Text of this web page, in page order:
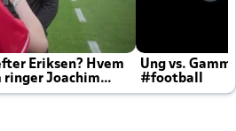
Eriksen? Hvem
ringer Joachim
Ung vs.
#football